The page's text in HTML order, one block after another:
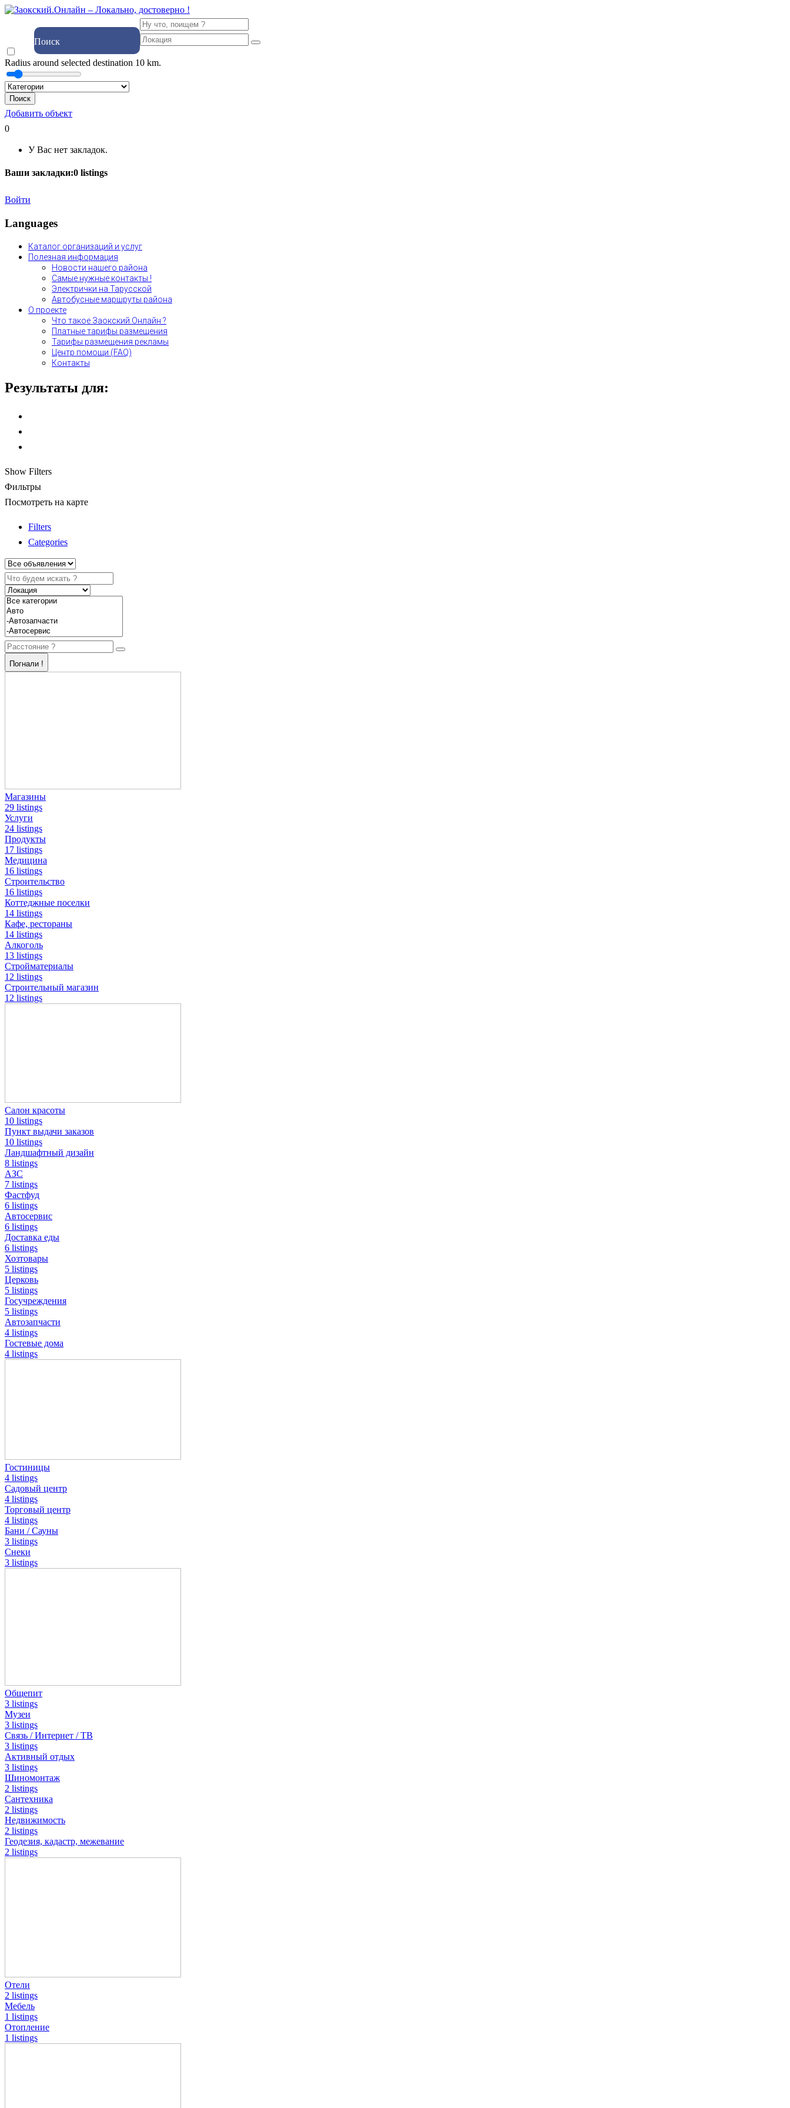
Поиск
Radius around selected destination 10 km.
Поиск
Добавить объект
0
У Вас нет закладок.
Ваши закладки:0 listings
Войти
Languages
Каталог организаций и услуг
Полезная информация
Новости нашего района
Самые нужные контакты !
Электрички на Тарусской
Автобусные маршруты района
О проекте
Что такое Заокский.Онлайн ?
Платные тарифы размещения
Тарифы размещения рекламы
Центр помощи (FAQ)
Контакты
Результаты для:
Show Filters
Фильтры
Посмотреть на карте
Filters
Categories
Погнали !
Магазины
29 listings
Услуги
24 listings
Продукты
17 listings
Медицина
16 listings
Строительство
16 listings
Коттеджные поселки
14 listings
Кафе, рестораны
14 listings
Алкоголь
13 listings
Стройматериалы
12 listings
Строительный магазин
12 listings
Салон красоты
10 listings
Пункт выдачи заказов
10 listings
Ландшафтный дизайн
8 listings
АЗС
7 listings
Фастфуд
6 listings
Автосервис
6 listings
Доставка еды
6 listings
Хозтовары
5 listings
Церковь
5 listings
Госучреждения
5 listings
Автозапчасти
4 listings
Гостевые дома
4 listings
Гостиницы
4 listings
Садовый центр
4 listings
Торговый центр
4 listings
Бани / Сауны
3 listings
Снеки
3 listings
Общепит
3 listings
Музеи
3 listings
Связь / Интернет / ТВ
3 listings
Активный отдых
3 listings
Шиномонтаж
2 listings
Сантехника
2 listings
Недвижимость
2 listings
Геодезия, кадастр, межевание
2 listings
Отели
2 listings
Мебель
1 listings
Отопление
1 listings